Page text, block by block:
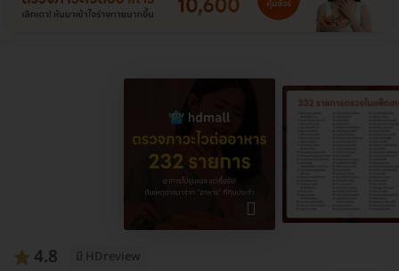
4.8 มี HDreview